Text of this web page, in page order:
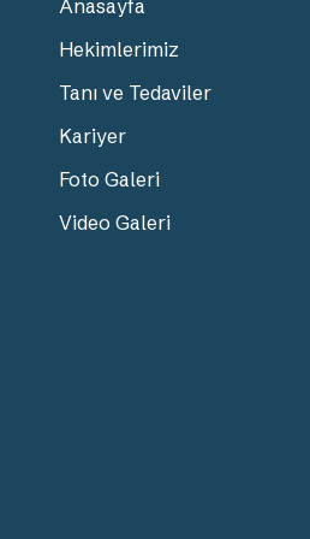
Anasayfa
Hekimlerimiz
Tanı ve Tedaviler
Kariyer
Foto Galeri
Video Galeri